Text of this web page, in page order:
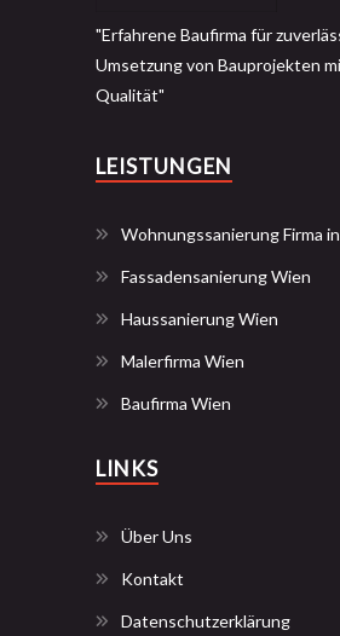
"Erfahrene Baufirma für
Umsetzung von Bauprojekten
Qualität"
LEISTUNGEN
Wohnungssanierung Firma
Fassadensanierung Wien
Haussanierung Wien
Malerfirma Wien
Baufirma Wien
LINKS
Über Uns
Kontakt
Datenschutzerklärung